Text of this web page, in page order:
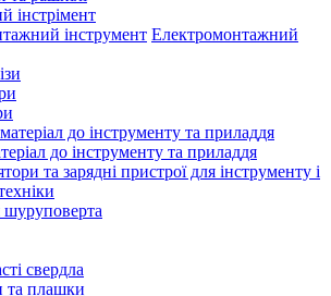
інстрімент
Електромонтажний
до інструменту та приладдя
та зарядні пристрої для інструменту і
шуруповерта
свердла
та плашки